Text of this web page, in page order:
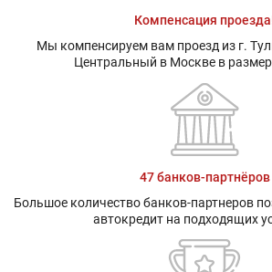
Компенсация
Мы компенсируем вам проезд из г.
Центральный в Москве в
47 банков-партнёров
Большое количество банков-партнеров
автокредит на подходящих